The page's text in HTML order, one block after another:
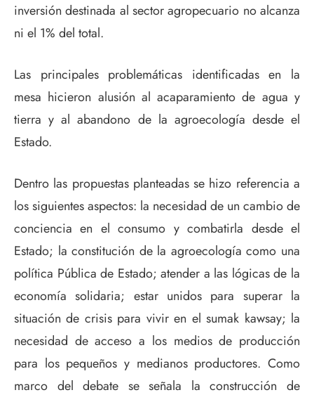
inversión destinada al sector agropecuario no alcanza
ni el 1% del total.
Las principales problemáticas identificadas en la
mesa hicieron alusión al acaparamiento de agua y
tierra y al abandono de la agroecología desde el
Estado.
Dentro las propuestas planteadas se hizo referencia a
los siguientes aspectos: la necesidad de un cambio de
conciencia en el consumo y combatirla desde el
Estado; la constitución de la agroecología como una
política Pública de Estado; atender a las lógicas de la
economía solidaria; estar unidos para superar la
situación de crisis para vivir en el sumak kawsay; la
necesidad de acceso a los medios de producción
para los pequeños y medianos productores. Como
marco del debate se señala la construcción de